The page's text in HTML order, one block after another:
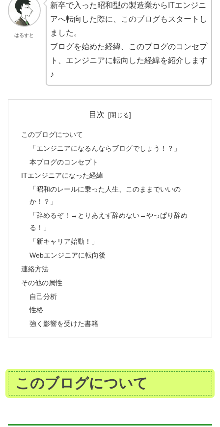
はるすと
新卒で入った昭和型の製造業からITエンジニ
アへ転向した際に、このブログもスタートし
ました。
ブログを始めた経緯、このブログのコンセプ
ト、エンジニアに転向した経緯を紹介します
♪
目次
このブログについて
「エンジニアになるんならブログでしょう！？」
本ブログのコンセプト
ITエンジニアになった経緯
「昭和のレールに乗った人生、このままでいいの
か！？」
「辞めるぞ！→とりあえず辞めない→やっぱり辞め
る！」
「新キャリア始動！」
Webエンジニアに転向後
連絡方法
その他の属性
自己分析
性格
強く影響を受けた書籍
このブログについて